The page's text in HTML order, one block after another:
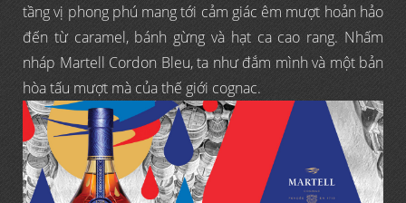
tầng vị phong phú mang tới cảm giác êm mượt hoản hảo
đến từ caramel, bánh gừng và hạt ca cao rang. Nhấm
nháp Martell Cordon Bleu, ta như đắm mình và một bản
hòa tấu mượt mà của thế giới cognac.